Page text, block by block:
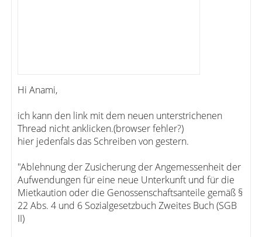
Hi Anami,
ich kann den link mit dem neuen unterstrichenen
Thread nicht anklicken.(browser fehler?)
hier jedenfals das Schreiben von gestern.
"Ablehnung der Zusicherung der Angemessenheit der
Aufwendungen für eine neue Unterkunft und für die
Mietkaution oder die Genossenschaftsanteile gemäß §
22 Abs. 4 und 6 Sozialgesetzbuch Zweites Buch (SGB
II)